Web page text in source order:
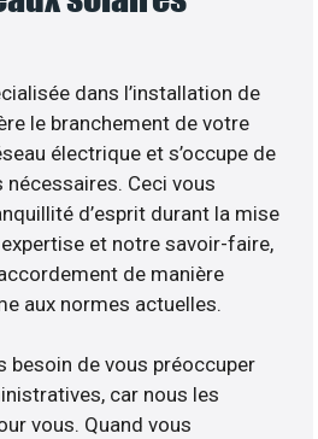
dans l’installation de
le branchement de votre
électrique et s’occupe de
Ceci vous
d’esprit durant la mise
et notre savoir-faire,
de manière
aux normes actuelles.
besoin de vous préoccuper
car nous les
vous. Quand vous